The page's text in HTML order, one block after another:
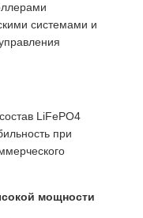
системами и
LiFePO4
при
мощности